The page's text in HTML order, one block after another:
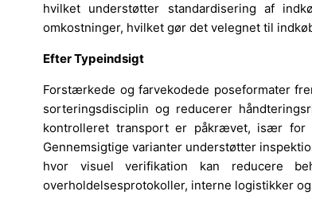
hvilket understøtter standardisering af
omkostninger, hvilket gør det velegnet til
Efter Typeindsigt
Forstærkede og farvekodede poseformater
sorteringsdisciplin og reducerer
kontrolleret transport er påkrævet, især for
Gennemsigtige varianter understøtter
hvor visuel verifikation kan reducere
overholdelsesprotokoller, interne logistikker